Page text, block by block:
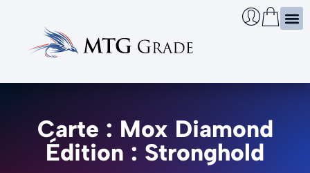
Carte : Mox Diamond
Édition : Stronghold